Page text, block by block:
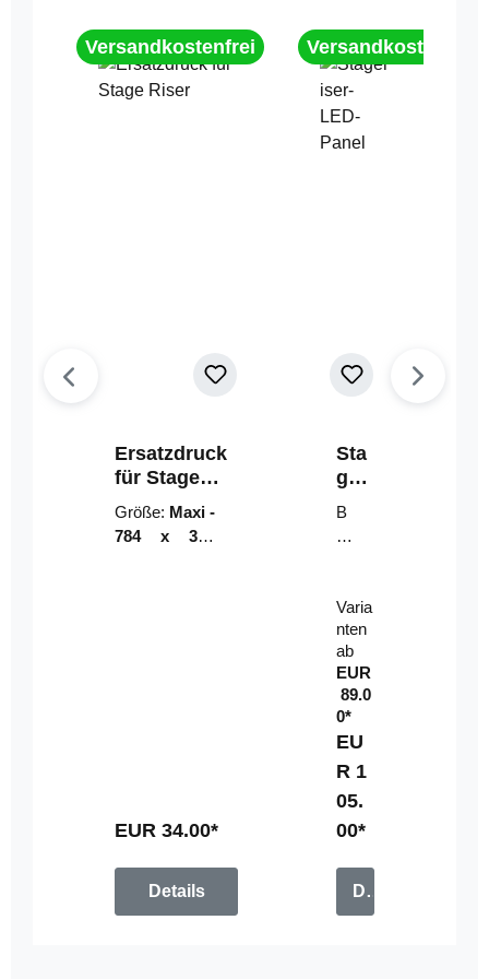
Versandkostenfrei
Ersatzdruck
für Stage
Riser
Größe: Maxi -
784 x 314
EUR 34.00*
Details
Versandkostenfrei
Sta
geri
ser-
LE
D-
el
B
un
mi
t
Fe
rn
be
di
en
u
n
g
Varia
nten
ab
EUR
89.0
0*
EU
R 1
05.
00*
Details